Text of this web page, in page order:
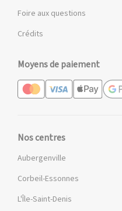
Foire aux questions
Crédits
Moyens de paiement
Nos centres
Aubergenville
Corbeil-Essonnes
L'Île-Saint-Denis